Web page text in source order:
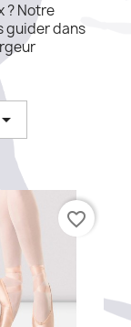
? Notre
guider dans

favorite_border